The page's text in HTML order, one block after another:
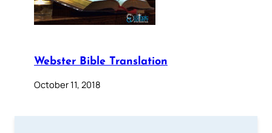
Webster Bible Translation
October 11, 2018